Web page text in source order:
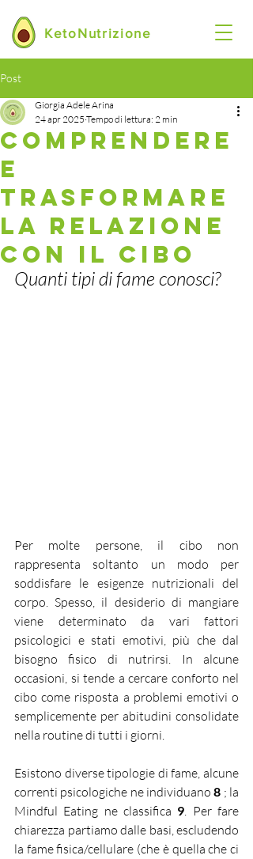
KetoNutrizione
Post
Comprendere
e
Trasformare
la Relazione
con il Cibo
Giorgia Adele Arina
24 apr 2025 Tempo di lettura: 2 min
Quanti tipi di fame conosci?
Per molte persone, il cibo non
rappresenta soltanto un modo per
soddisfare le esigenze nutrizionali del
corpo. Spesso, il desiderio di mangiare
viene determinato da vari fattori
psicologici e stati emotivi, più che dal
bisogno fisico di nutrirsi. In alcune
occasioni, si tende a cercare conforto nel
cibo come risposta a problemi emotivi o
semplicemente per abitudini consolidate
nella routine di tutti i giorni.
Esistono diverse tipologie di fame, alcune
correnti psicologiche ne individuano 8 ; la
Mindful Eating ne classifica 9. Per fare
chiarezza partiamo dalle basi, escludendo
la fame fisica/cellulare (che è quella che ci